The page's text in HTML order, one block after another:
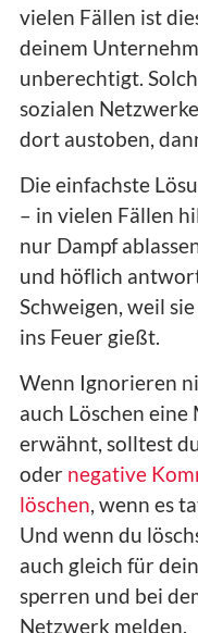
vielen Fällen ist
deinem
unberechtigt.
sozialen
dort austoben,
Die einfachste
– in vielen Fällen
nur Dampf
und höflich
Schweigen, weil
ins Feuer gießt.
Wenn Ignorieren
auch Löschen
erwähnt, solltest
oder negative
löschen, wenn es
Und wenn du
auch gleich für
sperren und bei
Netzwerk melden.